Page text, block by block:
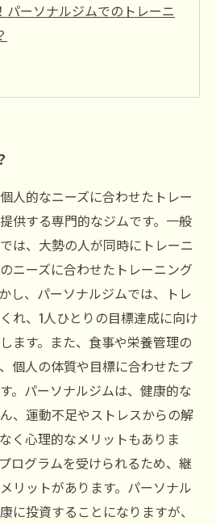
パーソナルジムでのトレーニ
人的なニーズに合わせたトレー
供する専門的なジムです。一般
は、大勢の人が同時にトレーニ
ニーズに合わせたトレーニング
し、パーソナルジムでは、トレ
れ、1人ひとりの目標達成に向け
ます。また、食事や栄養管理の
個人の体質や目標に合わせたプ
。パーソナルジムは、健康的な
、運動不足やストレスからの解
く心理的なメリットもありま
ログラムを受けられるため、継
リットがあります。パーソナル
に投資することになりますが、